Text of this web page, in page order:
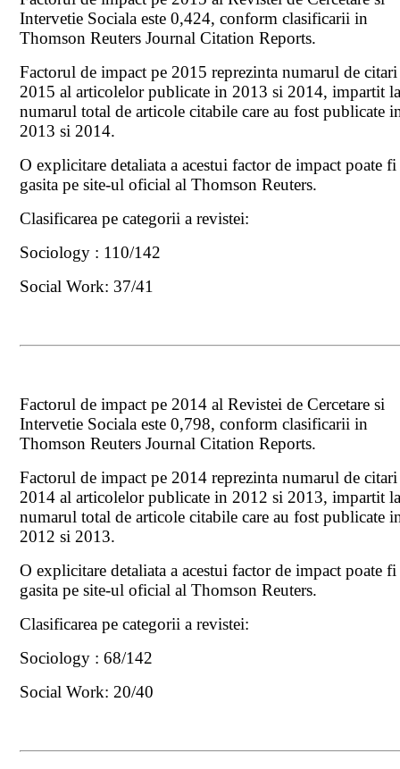
Intervetie Sociala este 0,424, conform clasificarii in
Thomson Reuters Journal Citation Reports.
Factorul de impact pe 2015 reprezinta numarul de
2015 al articolelor publicate in 2013 si 2014, impartit
numarul total de articole citabile care au fost publicate
2013 si 2014.
O explicitare detaliata a acestui factor de impact poate fi
gasita pe site-ul oficial al Thomson Reuters.
Clasificarea pe categorii a revistei:
Sociology : 110/142
Social Work: 37/41
Factorul de impact pe 2014 al Revistei de Cercetare si
Intervetie Sociala este 0,798, conform clasificarii in
Thomson Reuters Journal Citation Reports.
Factorul de impact pe 2014 reprezinta numarul de
2014 al articolelor publicate in 2012 si 2013, impartit
numarul total de articole citabile care au fost publicate
2012 si 2013.
O explicitare detaliata a acestui factor de impact poate fi
gasita pe site-ul oficial al Thomson Reuters.
Clasificarea pe categorii a revistei:
Sociology : 68/142
Social Work: 20/40